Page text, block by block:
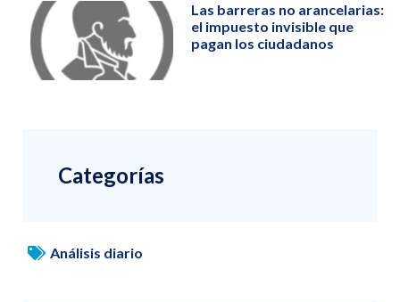
Las barreras no arancelarias:
el impuesto invisible que
pagan los ciudadanos
Categorías
Análisis diario